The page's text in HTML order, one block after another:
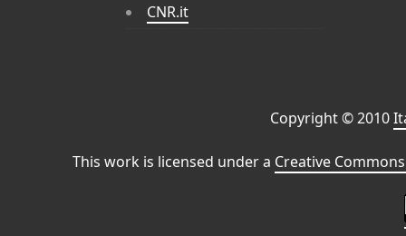
CNR.it
Copyright © 2010
This work is licensed under a Creative